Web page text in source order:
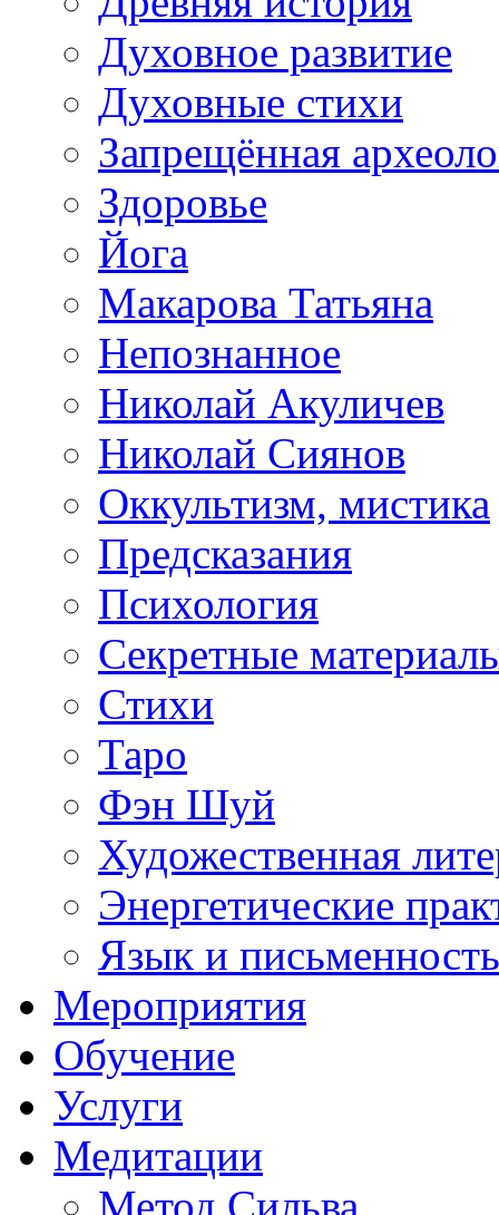
Духовное развитие
Духовные стихи
Запрещённая
Здоровье
Йога
Макарова Татьяна
Непознанное
Николай Акуличев
Николай Сиянов
Оккультизм, мистика
Предсказания
Психология
Секретные
Стихи
Таро
Фэн Шуй
Художественная
Энергетические
Язык и письменность
Мероприятия
Обучение
Услуги
Медитации
Метод Сильва